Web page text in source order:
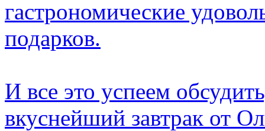
гастрономические
подарков.
И все это успеем
вкуснейший завтрак от